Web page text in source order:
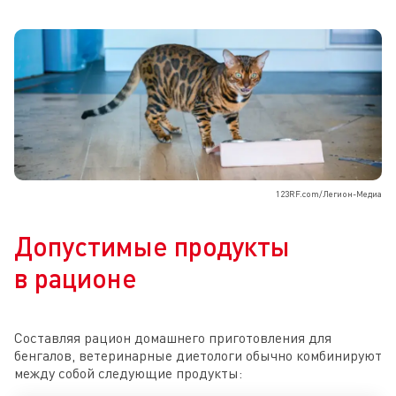
123RF.com/Легион-Медиа
Допустимые продукты
в рационе
Составляя рацион домашнего приготовления для
бенгалов, ветеринарные диетологи обычно комбинируют
между собой следующие продукты: